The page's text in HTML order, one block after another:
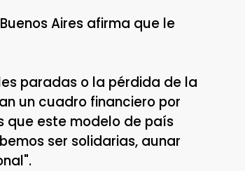
Aires afirma que le
paradas o la pérdida de la
un cuadro financiero por
que este modelo de país
ser solidarias, aunar